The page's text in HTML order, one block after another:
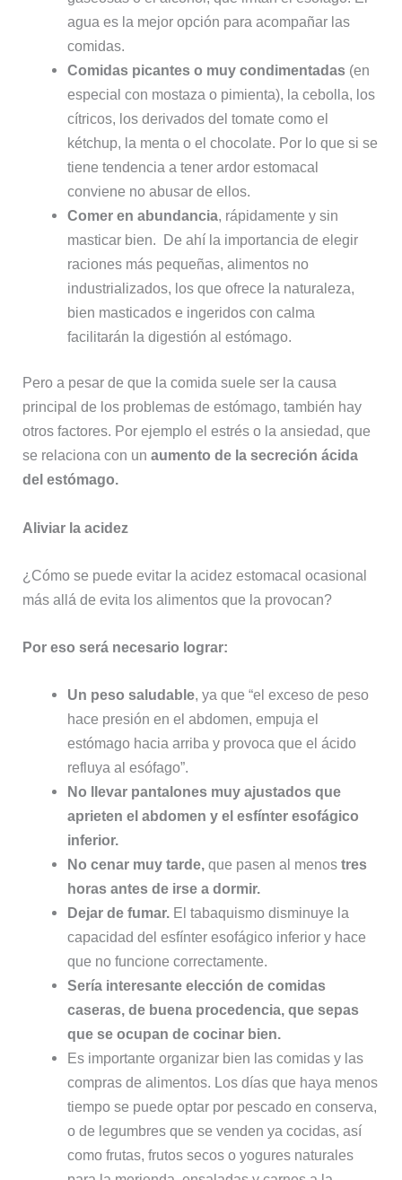
agua es la mejor opción para acompañar las
comidas.
Comidas picantes o muy condimentadas(en
especial con mostaza o pimienta), la cebolla, los
cítricos, los derivados del tomate como el
kétchup, la menta o el chocolate. Por lo que si se
tiene tendencia a tener ardor estomacal
conviene no abusar de ellos.
Comer en abundancia, rápidamente y sin
masticar bien. De ahí la importancia de elegir
raciones más pequeñas, alimentos no
industrializados, los que ofrece la naturaleza,
bien masticados e ingeridos con calma
facilitarán la digestión al estómago.
Pero a pesar de que la comida suele ser la causa
principal de los problemas de estómago, también hay
otros factores. Por ejemplo el estrés o la ansiedad, que
se relaciona con unaumento de la secreción ácida
del estómago.
Aliviar la acidez
¿Cómo se puede evitar la acidez estomacal ocasional
más allá de evita los alimentos que la provocan?
Por eso será necesario lograr:
Un peso saludable, ya que “el exceso de peso
hace presión en el abdomen, empuja el
estómago hacia arriba y provoca que el ácido
refluya al esófago”.
No
llevar pantalones muy ajustados que
aprieten el abdomen y el esfínter esofágico
inferior.
No cenar muy tarde,que pasen al menos tres
horas antes de irse a dormir.
Dejar de fumar. El tabaquismo disminuye la
capacidad del esfínter esofágico inferior y hace
que no funcione correctamente.
Sería interesante elección de comidas
caseras, de buena procedencia, que sepas
que se ocupan de cocinar bien.
Es importante organizar bien las comidas y las
compras de alimentos. Los días que haya menos
tiempo se puede optar por pescado en conserva,
o de legumbres que se venden ya cocidas, así
como frutas, frutos secos o yogures naturales